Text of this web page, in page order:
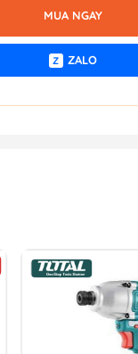
MUA NGAY
Z ZALO